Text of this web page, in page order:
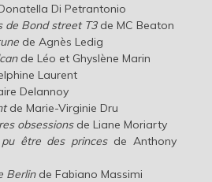
Di Petrantonio
de Bond street T3de MC Beaton
de Agnès Ledig
de Léo et Ghyslène Marin
Laurent
Delannoy
de Marie-Virginie Dru
obsessionsde Liane Moriarty
être des princesde Anthony
Berlinde Fabiano Massimi